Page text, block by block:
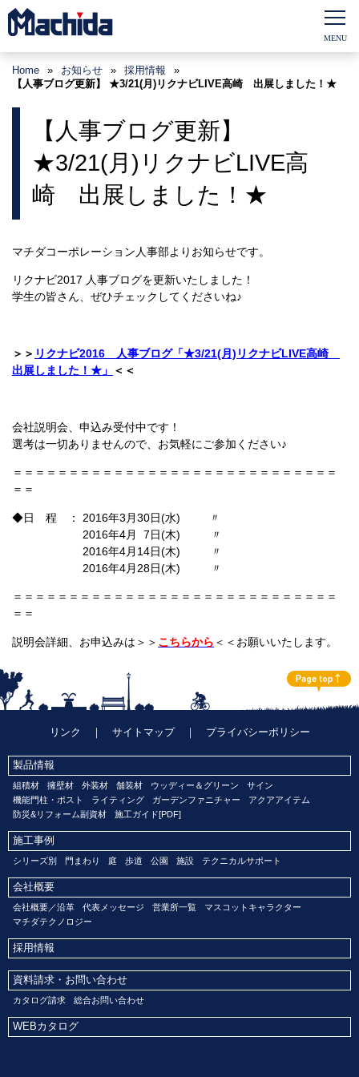
Home » お知らせ » 採用情報
»
【人事ブログ更新】 ★3/21(月)リクナビLIVE高崎 出展しました！★
【人事ブログ更新】
★3/21(月)リクナビLIVE高
崎 出展しました！★
マチダコーポレーション人事部よりお知らせです。
リクナビ2017 人事ブログを更新いたしました！
学生の皆さん、ぜひチェックしてくださいね♪
＞＞ リクナビ2016 人事ブログ「★3/21(月)リクナビLIVE高崎
出展しました！★ 」 ＜＜
会社説明会、申込み受付中です！
選考は一切ありませんので、お気軽にご参加ください♪
＝＝＝＝＝＝＝＝＝＝＝＝＝＝＝＝＝＝＝＝＝＝＝＝＝＝＝＝＝
＝＝
◆日 程 ： 2016年3月30日(水) 〃
2016年4月 7日(木) 〃
2016年4月14日(木) 〃
2016年4月28日(木) 〃
＝＝＝＝＝＝＝＝＝＝＝＝＝＝＝＝＝ ＝ ＝ ＝ ＝ ＝ ＝ ＝ ＝ ＝ ＝ ＝ ＝
＝ ＝
説明会詳細、お申込みは＞＞ こちらから ＜＜お願いいたします。
リンク ｜ サイトマップ｜ プライバシーポリシー
製品情報
組積材 擁壁材 外装材 舗装材 ウッディー＆グリーン
サイン
機能門柱・ポスト
ライティング ガーデンファニチャー
アクアアイテム
防災&リフォーム副資材
施工ガイド[PDF]
施工事例
シリーズ別 門まわり 庭 歩道 公園 施設 テクニカルサポート
会社概要
会社概要／沿革 代表メッセージ 営業所一覧
マスコットキャラクター
マチダテクノロジー
採用情報
資料請求・お問い合わせ
カタログ請求 総合お問い合わせ
WEBカタログ